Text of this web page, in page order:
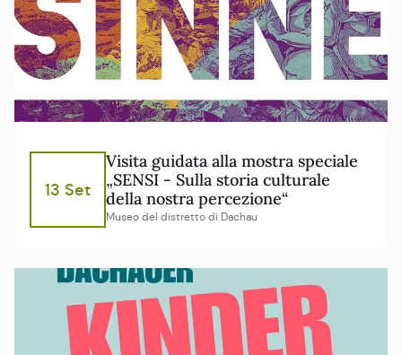
13 Set
Visita guidata alla mostra speciale
„SENSI - Sulla storia culturale
della nostra percezione“
Museo del distretto di Dachau